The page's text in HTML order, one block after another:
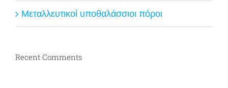
Μεταλλευτικοί υποθαλάσσιοι πόροι
Recent Comments